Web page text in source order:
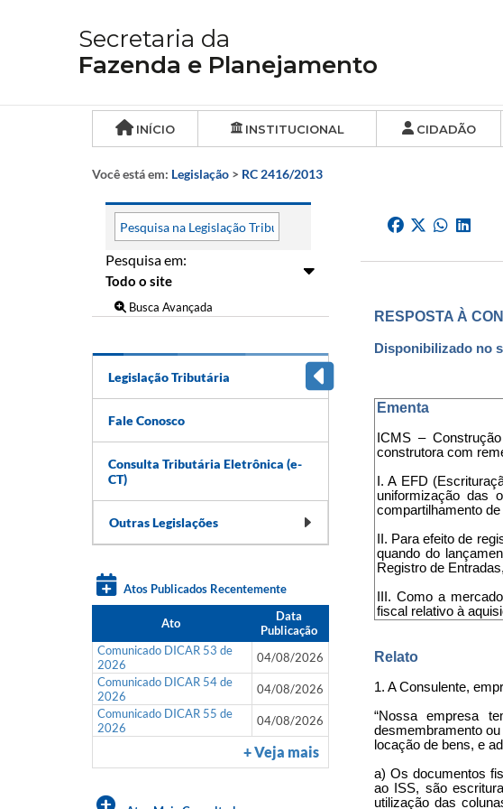
Secretaria da
Fazenda e Planejamento
INÍCIO INSTITUCIONAL CIDADÃO
Você está em: Legislação > RC 2416/2013
Pesquisa em:
Busca Avançada
Legislação Tributária
Fale Conosco
Consulta Tributária Eletrônica (e-
CT)
Outras Legislações
Atos Publicados Recentemente
Ato
Data
Publicação
Comunicado DICAR 53 de
2026
04/08/2026
Comunicado DICAR 54 de
2026
04/08/2026
Comunicado DICAR 55 de
2026
04/08/2026
+ Veja mais
RESPOSTA À
Disponibilizado no
Ementa
ICMS –
construtora com
I. A EFD
uniformização das
compartilhamento
II. Para efeito de
quando do
Registro de
III. Como a
fiscal relativo à
Relato
1. A Consulente,
“Nossa empresa
desmembramento
locação de bens, e
a) Os documentos
ao ISS, são
utilização das